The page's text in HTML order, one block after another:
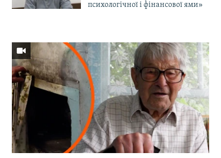
психологічної і фінансової ями»